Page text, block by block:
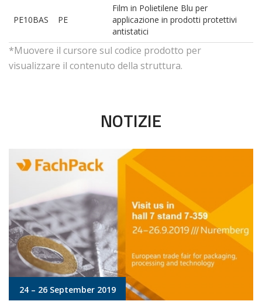
PE10BAS PE
Film in Polietilene Blu per
applicazione in prodotti protettivi
antistatici
*Muovere il cursore sul codice prodotto per
visualizzare il contenuto della struttura.
NOTIZIE
24 – 26 September 2019